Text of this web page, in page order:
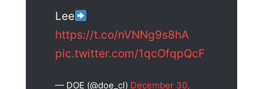
Lee
https://t.co/nVNNg9s8hA
pic.twitter.com/1qcOfqpQcF
— DOE (@doe_cl) December 30,